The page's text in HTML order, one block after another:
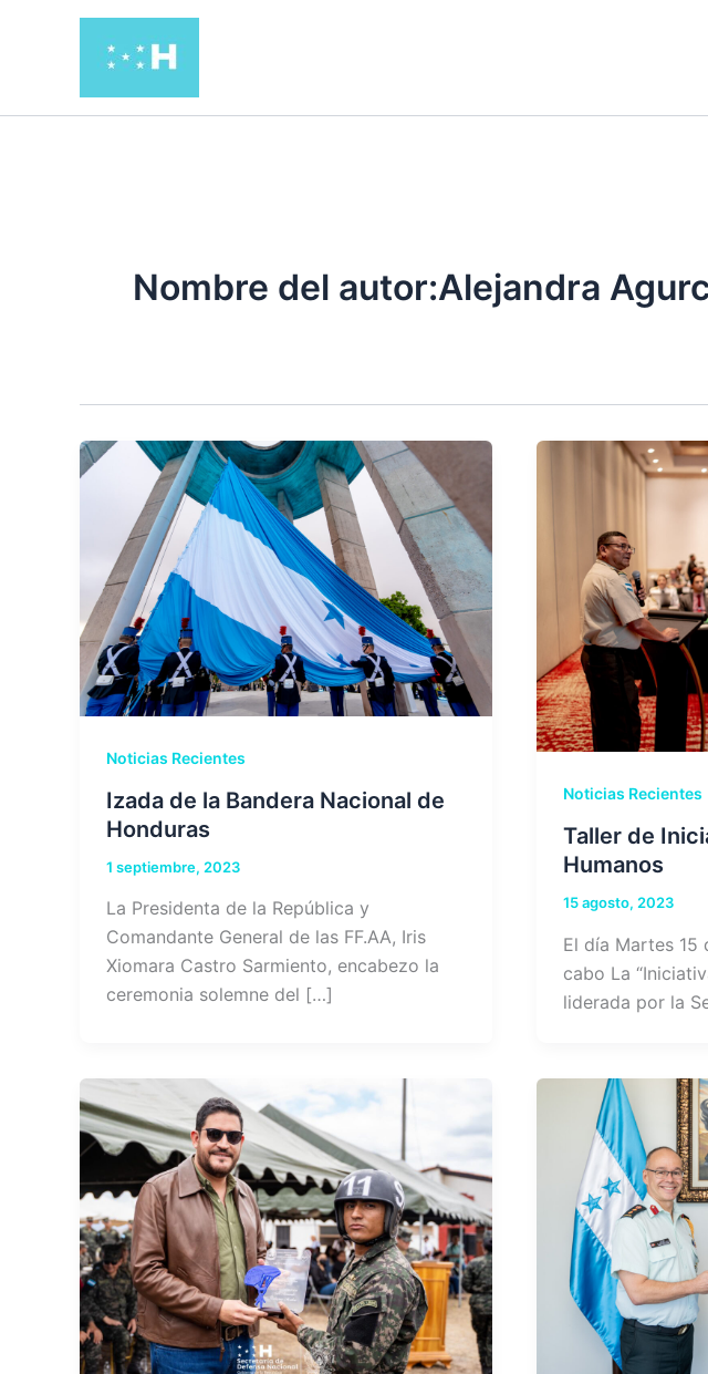
Nombre del autor:Alejandra
Noticias Recientes
Izada de la Bandera Nacional de
Honduras
1 septiembre, 2023
La Presidenta de la República y
Comandante General de las FF.AA, Iris
Xiomara Castro Sarmiento, encabezo la
ceremonia solemne del […]
Noticias Recientes
Taller de
Humanos
15 agosto, 2023
El día Martes 15
cabo La
liderada por la